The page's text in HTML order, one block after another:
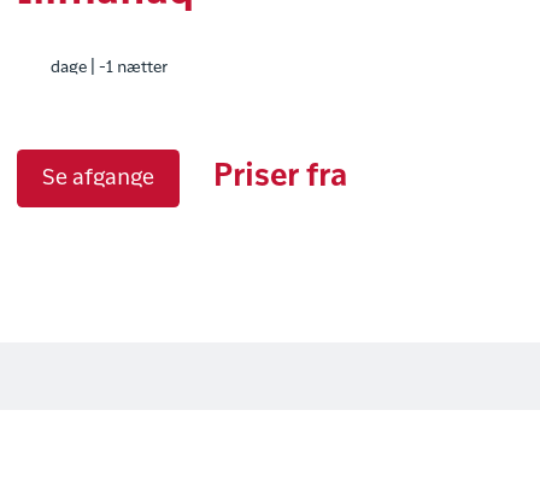
dage | -1 nætter
Se afgange Priser fra